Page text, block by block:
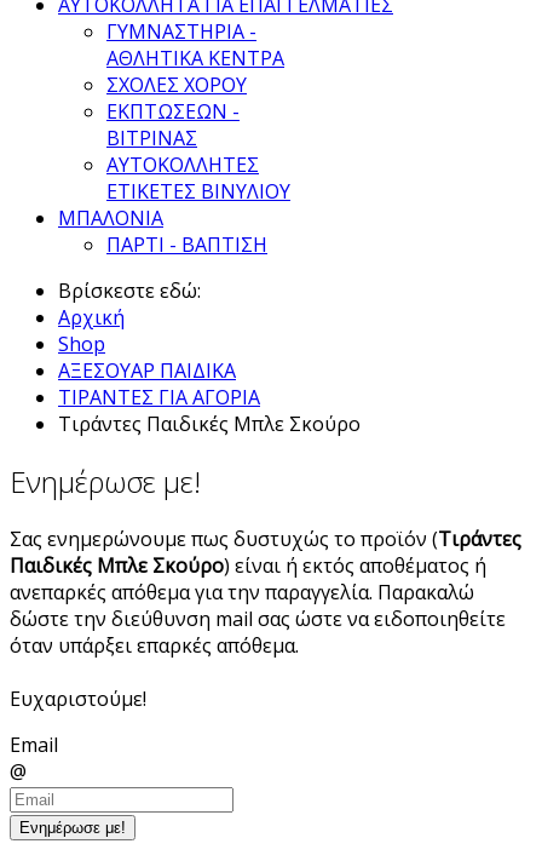
ΓΥΜΝΑΣΤΗΡΙΑ -
ΑΘΛΗΤΙΚΑ ΚΕΝΤΡΑ
ΣΧΟΛΕΣ ΧΟΡΟΥ
ΕΚΠΤΩΣΕΩΝ -
ΒΙΤΡΙΝΑΣ
ΑΥΤΟΚΟΛΛΗΤΕΣ
ΕΤΙΚΕΤΕΣ ΒΙΝΥΛΙΟΥ
ΜΠΑΛΟΝΙΑ
ΠΑΡΤΙ - ΒΑΠΤΙΣΗ
Βρίσκεστε εδώ:
Αρχική
Shop
ΑΞΕΣΟΥΑΡ ΠΑΙΔΙΚΑ
ΤΙΡΑΝΤΕΣ ΓΙΑ ΑΓΟΡΙΑ
Τιράντες Παιδικές Μπλε Σκούρο
Ενημέρωσε με!
Σας ενημερώνουμε πως δυστυχώς το προϊόν (Τιράντες
Παιδικές Μπλε Σκούρο) είναι ή εκτός αποθέματος ή
ανεπαρκές απόθεμα για την παραγγελία. Παρακαλώ
δώστε την διεύθυνση mail σας ώστε να ειδοποιηθείτε
όταν υπάρξει επαρκές απόθεμα.
Ευχαριστούμε!
Email
@
Ενημέρωσε με!